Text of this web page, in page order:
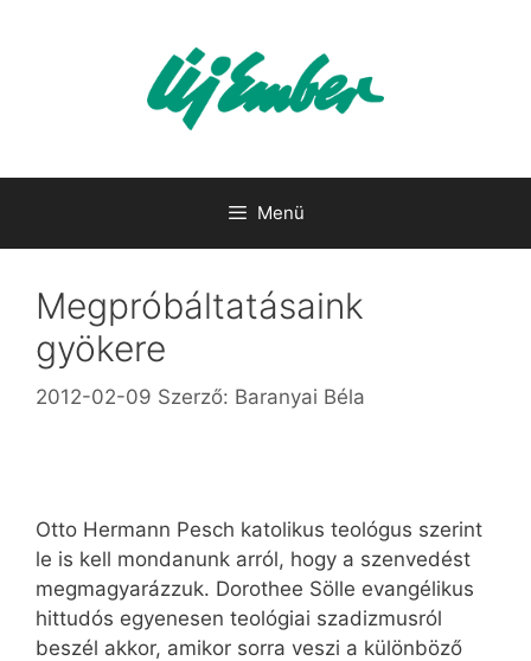
Menü
Megpróbáltatásaink
gyökere
2012-02-09 Szerző: Baranyai Béla
Otto Hermann Pesch katolikus teológus szerint
le is kell mondanunk arról, hogy a szenvedést
megmagyarázzuk. Dorothee Sölle evangélikus
hittudós egyenesen teológiai szadizmusról
beszél akkor, amikor sorra veszi a különböző